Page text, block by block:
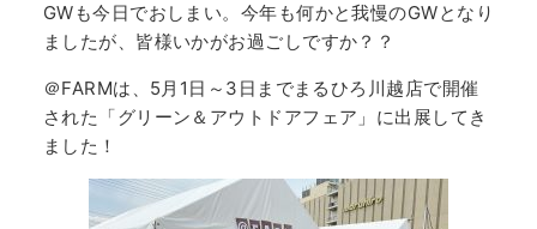
GWも今日でおしまい。今年も何かと我慢のGWとなり
ましたが、皆様いかがお過ごしですか？？
＠FARMは、5月1日～3日までまるひろ川越店で開催
された「グリーン＆アウトドアフェア」に出展してき
ました！